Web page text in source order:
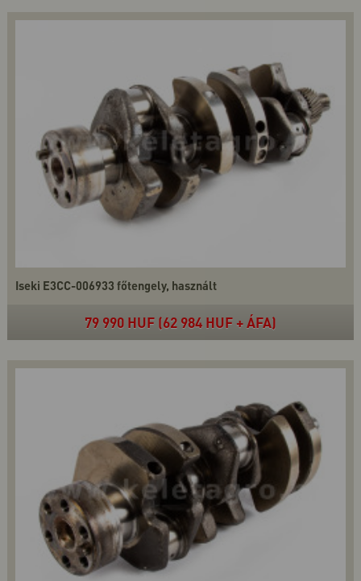
Iseki E3CC-006933 főtengely, használt
79 990 HUF (62 984 HUF + ÁFA)